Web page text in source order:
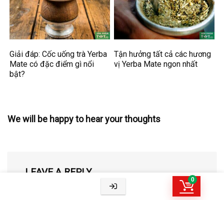
0
Giải đáp: Cốc uống trà Yerba
Mate có đặc điểm gì nổi
bật?
Tận hưởng tất cả các hương
vị Yerba Mate ngon nhất
We will be happy to hear your thoughts
LEAVE A REPLY